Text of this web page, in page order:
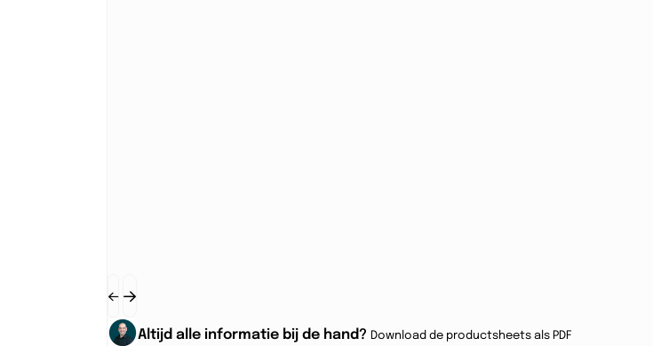
Altijd alle informatie bij de hand? Download de productsheets als PDF